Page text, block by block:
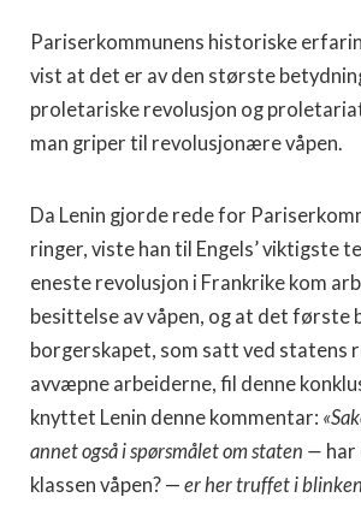
Pariserkommunens historiske
vist at det er av den største
proletariske revolusjon og
man griper til revolusjonære våpen.
Da Lenin gjorde rede for
ringer, viste han til Engels’ viktigste
eneste revolusjon i Frankrike kom
besit­telse av våpen, og at det første
borgerskapet, som satt ved statens
avvæpne arbeiderne, fil denne
knyttet Lenin denne kommentar:
annet også i spørs­målet om staten —
klassen våpen? — er her truffet i